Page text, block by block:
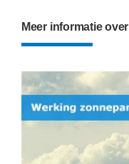
Meer informatie over